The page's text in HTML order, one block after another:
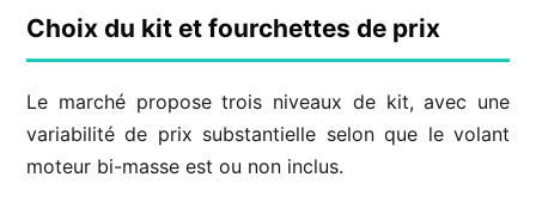
Choix du kit et fourchettes de prix
Le marché propose trois niveaux de kit, avec une
variabilité de prix substantielle selon que le volant
moteur bi-masse est ou non inclus.